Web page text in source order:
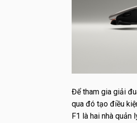
Để tham gia giải
qua đó tạo điều
F1 là hai nhà quản